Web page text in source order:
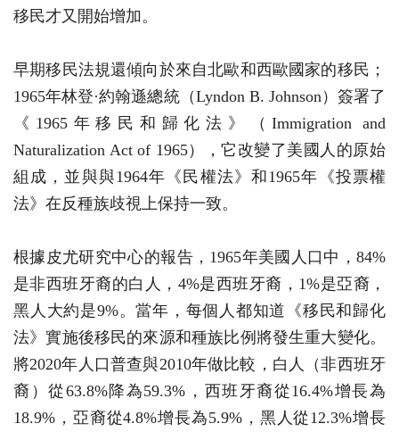
移民才又開始增加。
早期移民法規還傾向於來自北歐和西歐國家的移民；
1965年林登·約翰遜總統（Lyndon B. Johnson）簽署了
《1965年移民和歸化法》（Immigration and
Naturalization Act of 1965），它改變了美國人的原始
組成，並與與1964年《民權法》和1965年《投票權
法》在反種族歧視上保持一致。
根據皮尤研究中心的報告，1965年美國人口中，84%
是非西班牙裔的白人，4%是西班牙裔，1%是亞裔，
黑人大約是9%。當年，每個人都知道《移民和歸化
法》實施後移民的來源和種族比例將發生重大變化。
將2020年人口普查與2010年做比較，白人（非西班牙
裔）從63.8%降為59.3%，西班牙裔從16.4%增長為
18.9%，亞裔從4.8%增長為5.9%，黑人從12.3%增長